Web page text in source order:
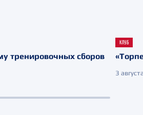
тренировочных сборов
КЛУБ
3